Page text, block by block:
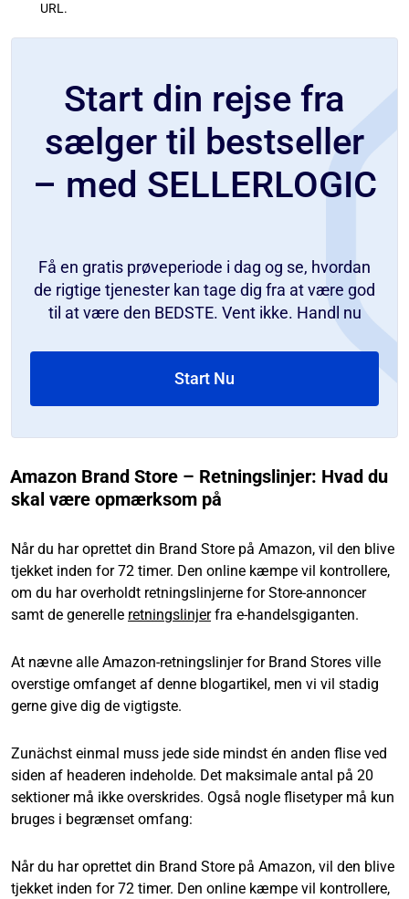
URL.
Start din rejse fra
sælger til bestseller
– med SELLERLOGIC
Få en gratis prøveperiode i dag og se, hvordan
de rigtige tjenester kan tage dig fra at være god
til at være den BEDSTE. Vent ikke. Handl nu
Start Nu
Amazon Brand Store – Retningslinjer: Hvad du
skal være opmærksom på
Når du har oprettet din Brand Store på Amazon, vil den blive
tjekket inden for 72 timer. Den online kæmpe vil kontrollere,
om du har overholdt retningslinjerne for Store-annoncer
samt de generelle retningslinjerfra e-handelsgiganten.
At nævne alle Amazon-retningslinjer for Brand Stores ville
overstige omfanget af denne blogartikel, men vi vil stadig
gerne give dig de vigtigste.
Zunächst einmal muss jede side mindst én anden flise ved
siden af headeren indeholde. Det maksimale antal på 20
sektioner må ikke overskrides. Også nogle flisetyper må kun
bruges i begrænset omfang:
Når du har oprettet din Brand Store på Amazon, vil den blive
tjekket inden for 72 timer. Den online kæmpe vil kontrollere,